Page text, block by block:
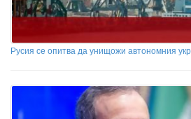
Русия се опитва да унищожи автономния